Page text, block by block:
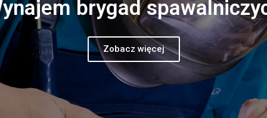
brygad
Zobacz więcej